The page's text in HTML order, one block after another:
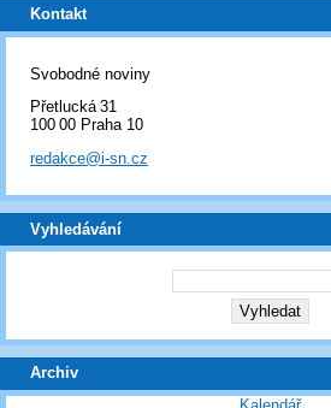
Kontakt
Svobodné noviny
Přetlucká 31
100 00 Praha 10
redakce@i-sn.cz
Vyhledávání
Archiv